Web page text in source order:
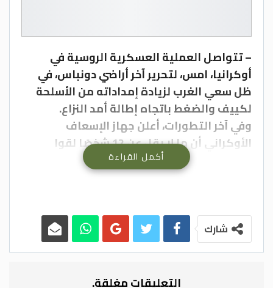
– تتواصل العملية العسكرية الروسية في
أوكرانيا، امس، لتحرير آخر أراضي دونباس، في
ظل سعي الغرب لزيادة إمداداته من الأسلحة
لكييف والضغط باتجاه إطالة أمد النزاع.
وفي آخر التطورات، أعلن جهاز الإسعاف
الأوكراني أن ما لا يقل عن 12 شخصًا لقوا
حتفهم امس في ضربات روسية استهدفت
مدينة فينيتسيا بوسط أوكرانيا التي كانت حتى
جريحًا” فيما يكافح رجال الإطفاء حريقًا تسبب
به القصف. ووصف الرئيس الأوكراني
أكمل القراءة
شارك
التعليقات مغلقة.